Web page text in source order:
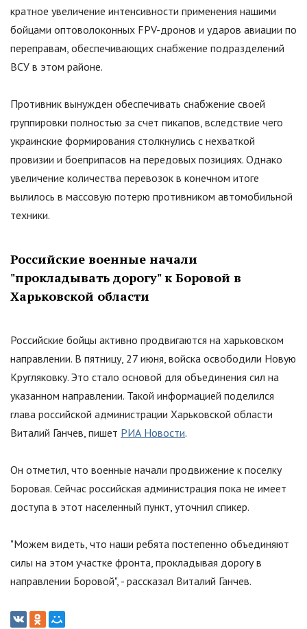
кратное увеличение интенсивности применения нашими
бойцами оптоволоконных FPV-дронов и ударов авиации по
переправам, обеспечивающих снабжение подразделений
ВСУ в этом районе.
Противник вынужден обеспечивать снабжение своей
группировки полностью за счет пикапов, вследствие чего
украинские формирования столкнулись с нехваткой
провизии и боеприпасов на передовых позициях. Однако
увеличение количества перевозок в конечном итоге
вылилось в массовую потерю противником автомобильной
техники.
Российские военные начали
"прокладывать дорогу"к Боровой в
Харьковской области
Российские бойцы активно продвигаются на харьковском
направлении. В пятницу, 27 июня, войска освободили Новую
Кругляковку. Это стало основой для объединения сил на
указанном направлении. Такой информацией поделился
глава российской администрации Харьковской области
Виталий Ганчев, пишет РИА Новости.
Он отметил, что военные начали продвижение к поселку
Боровая. Сейчас российская администрация пока не имеет
доступа в этот населенный пункт, уточнил спикер.
"Можем видеть, что наши ребята постепенно объединяют
силы на этом участке фронта, прокладывая дорогу в
направлении Боровой", - рассказал Виталий Ганчев.